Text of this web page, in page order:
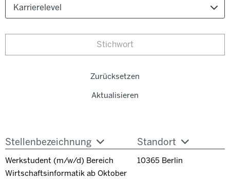
Karrierelevel
Zurücksetzen
Aktualisieren
Stellenbezeichnung Standort
Werkstudent (m/w/d) Bereich
Wirtschaftsinformatik ab Oktober
10365 Berlin